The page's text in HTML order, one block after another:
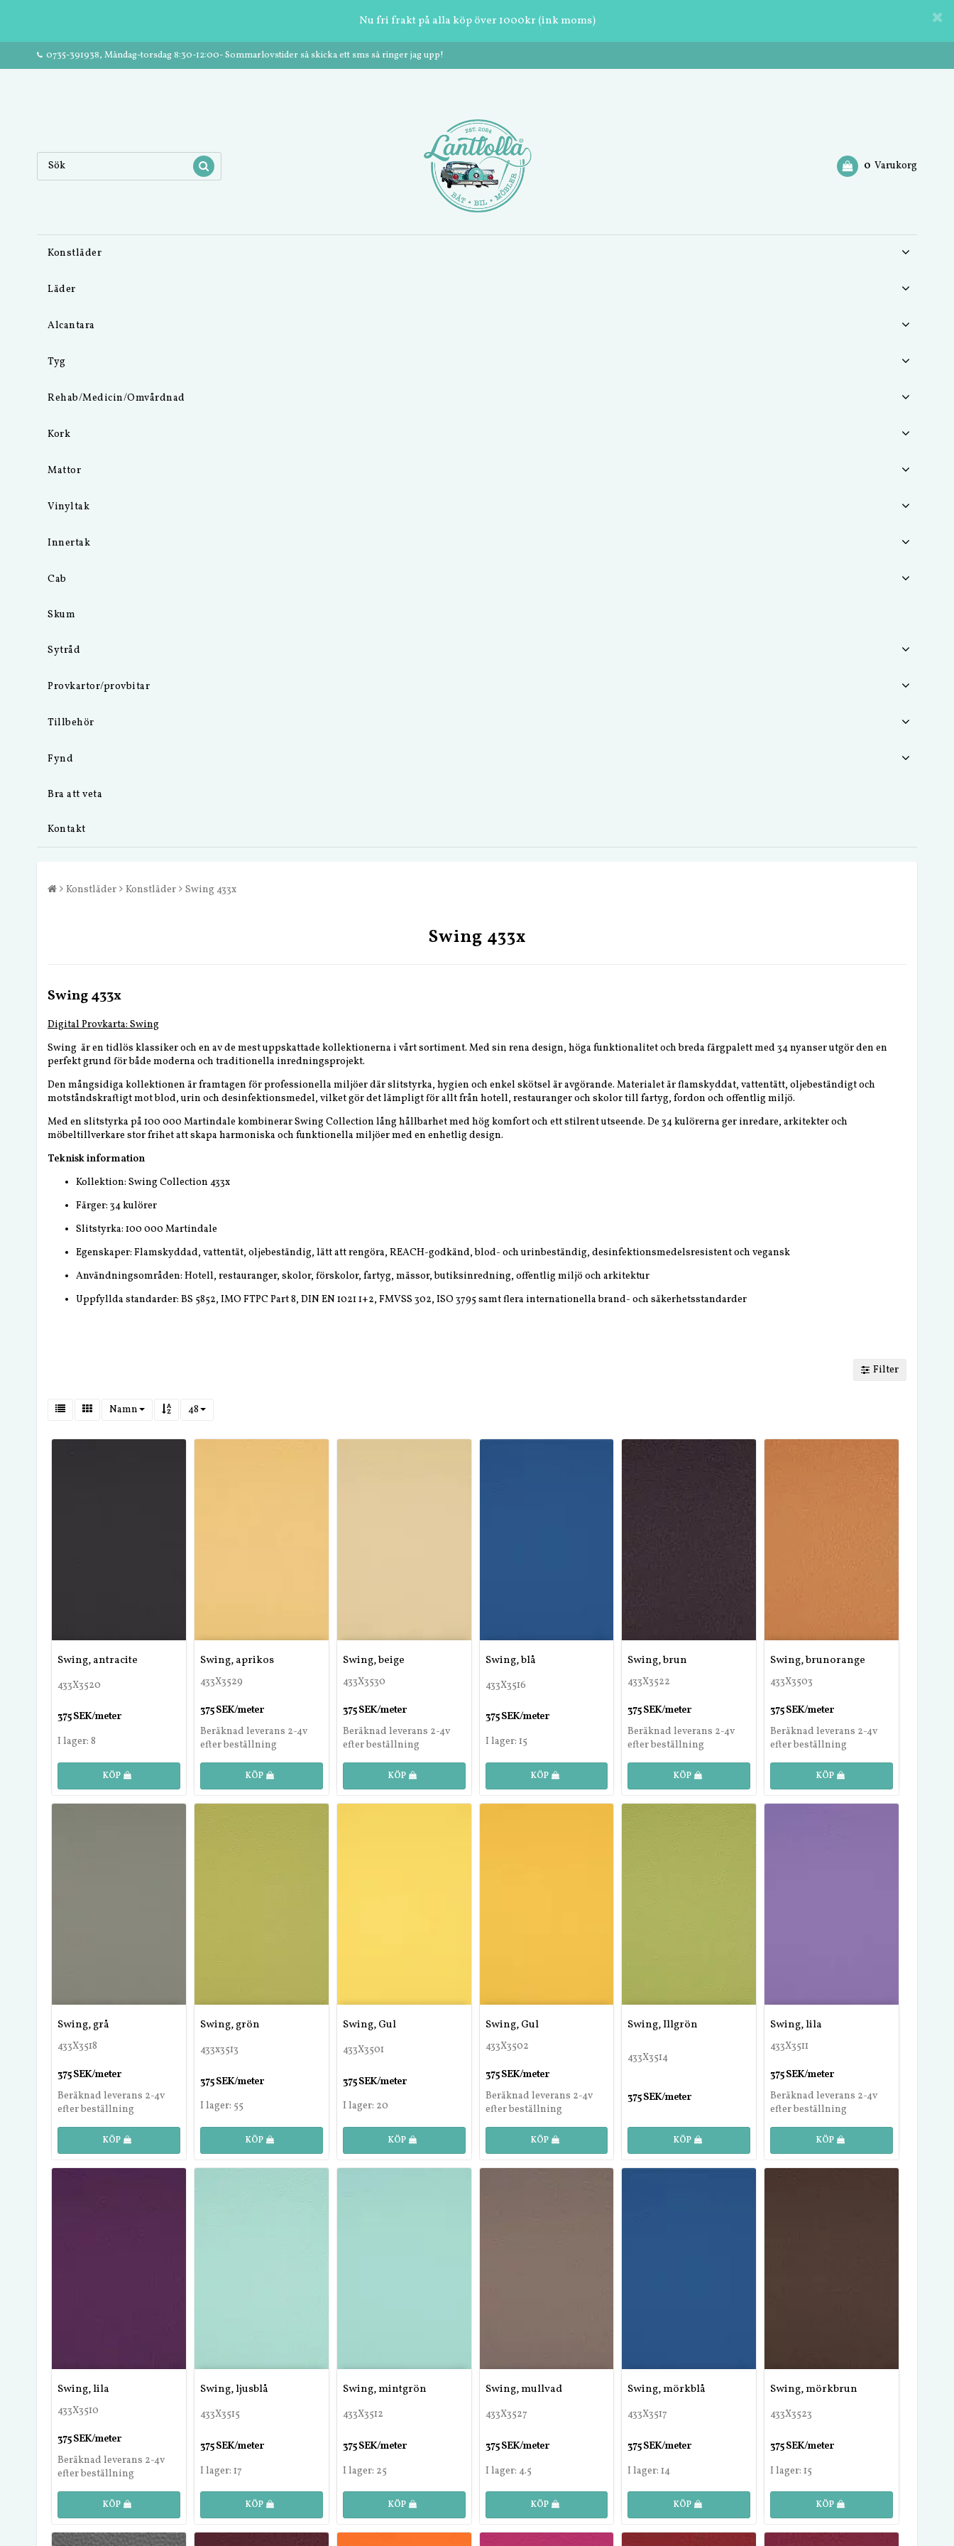
Nu fri frakt på alla köp över 1000kr (ink moms)
0735-391938, Måndag-torsdag 8:30-12:00- Sommarlovstider så skicka ett sms så ringer jag upp!
0 Varukorg
Konstläder
Läder
Alcantara
Tyg
Rehab/Medicin/Omvårdnad
Kork
Mattor
Vinyltak
Innertak
Cab
Skum
Sytråd
Provkartor/provbitar
Tillbehör
Fynd
Bra att veta
Kontakt
Konstläder Konstläder Swing 433x
Swing 433x
Swing 433x
Digital Provkarta: Swing
Swing är en tidlös klassiker och en av de mest uppskattade kollektionerna i vårt sortiment. Med sin rena design, höga funktionalitet och breda färgpalett med 34 nyanser utgör den en
perfekt grund för både moderna och traditionella inredningsprojekt.
Den mångsidiga kollektionen är framtagen för professionella miljöer där slitstyrka, hygien och enkel skötsel är avgörande. Materialet är flamskyddat, vattentätt, oljebeständigt och
motståndskraftigt mot blod, urin och desinfektionsmedel, vilket gör det lämpligt för allt från hotell, restauranger och skolor till fartyg, fordon och offentlig miljö.
Med en slitstyrka på 100 000 Martindale kombinerar Swing Collection lång hållbarhet med hög komfort och ett stilrent utseende. De 34 kulörerna ger inredare, arkitekter och
möbeltillverkare stor frihet att skapa harmoniska och funktionella miljöer med en enhetlig design.
Teknisk information
Kollektion: Swing Collection 433x
Färger: 34 kulörer
Slitstyrka: 100 000 Martindale
Egenskaper: Flamskyddad, vattentät, oljebeständig, lätt att rengöra, REACH-godkänd, blod- och urinbeständig, desinfektionsmedelsresistent och vegansk
Användningsområden: Hotell, restauranger, skolor, förskolor, fartyg, mässor, butiksinredning, offentlig miljö och arkitektur
Uppfyllda standarder: BS 5852, IMO FTPC Part 8, DIN EN 1021 1+2, FMVSS 302, ISO 3795 samt flera internationella brand- och säkerhetsstandarder
Filter
Namn 48
Swing, antracite
433X3520
375 SEK/meter
I lager: 8
KÖP
Swing, aprikos
433X3529
375 SEK/meter
Beräknad leverans 2-4v
efter beställning
KÖP
Swing, beige
433X3530
375 SEK/meter
Beräknad leverans 2-4v
efter beställning
KÖP
Swing, blå
433X3516
375 SEK/meter
I lager: 15
KÖP
Swing, brun
433X3522
375 SEK/meter
Beräknad leverans 2-4v
efter beställning
KÖP
Swing, brunorange
433X3503
375 SEK/meter
Beräknad leverans 2-4v
efter beställning
KÖP
Swing, grå
433X3518
375 SEK/meter
Beräknad leverans 2-4v
efter beställning
KÖP
Swing, grön
433x3513
375 SEK/meter
I lager: 55
KÖP
Swing, Gul
433X3501
375 SEK/meter
I lager: 20
KÖP
Swing, Gul
433X3502
375 SEK/meter
Beräknad leverans 2-4v
efter beställning
KÖP
Swing, Illgrön
433X3514
375 SEK/meter
KÖP
Swing, lila
433X3511
375 SEK/meter
Beräknad leverans 2-4v
efter beställning
KÖP
Swing, lila
433X3510
375 SEK/meter
Beräknad leverans 2-4v
efter beställning
KÖP
Swing, ljusblå
433X3515
375 SEK/meter
I lager: 17
KÖP
Swing, mintgrön
433X3512
375 SEK/meter
I lager: 25
KÖP
Swing, mullvad
433X3527
375 SEK/meter
I lager: 4.5
KÖP
Swing, mörkblå
433X3517
375 SEK/meter
I lager: 14
KÖP
Swing, mörkbrun
433X3523
375 SEK/meter
I lager: 15
KÖP